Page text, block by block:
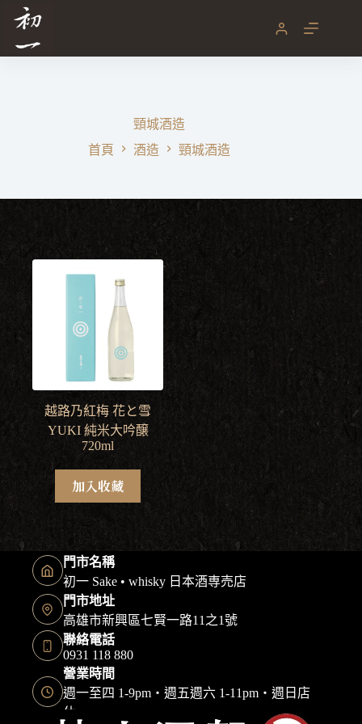
頸城酒造
首頁
酒造 頸城酒造
越路乃紅梅 花と雪
YUKI 純米大吟醸
720ml
加入收藏
門市名稱
初一 Sake • whisky 日本酒専売店
門市地址
高雄市新興區七賢一路11之1號
聯絡電話
0931 118 880
營業時間
週一至四 1-9pm・週五週六 1-11pm・週日店
休